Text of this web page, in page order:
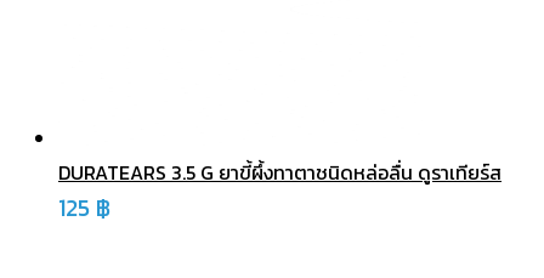
DURATEARS 3.5 G ยาขี้ผึ้งทาตาชนิดหล่อลื่น ดูราเทียร์ส
125 ฿